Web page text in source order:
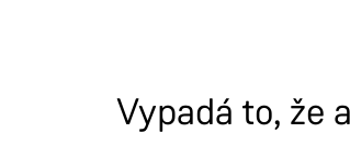
Vypadá to, že